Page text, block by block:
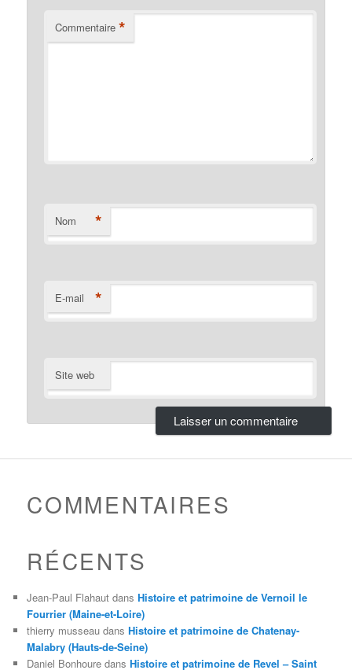
Commentaire *
Nom *
E-mail *
Site web
COMMENTAIRES
RÉCENTS
Jean-Paul Flahaut dansHistoire et patrimoine de Vernoil le
Fourrier (Maine-et-Loire)
thierry musseau dansHistoire et patrimoine de Chatenay-
Malabry (Hauts-de-Seine)
Daniel Bonhoure dansHistoire et patrimoine de Revel – Saint